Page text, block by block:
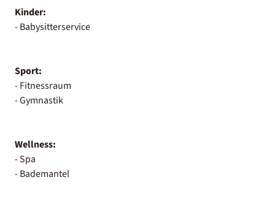
Kinder:
- Babysitterservice
Sport:
- Fitnessraum
- Gymnastik
Wellness:
- Spa
- Bademantel